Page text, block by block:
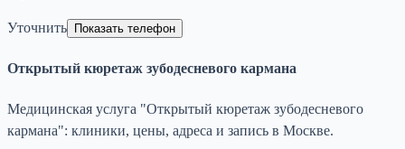
Уточнить Показать телефон
Открытый кюретаж зубодесневого кармана
Медицинская услуга "Открытый кюретаж зубодесневого
кармана": клиники, цены, адреса и запись в Москве.